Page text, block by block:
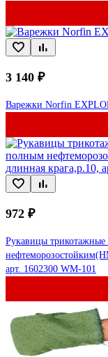
3 140 ₽
Варежки Norfin
972 ₽
Рукавицы
арт. 1602300 WM-101